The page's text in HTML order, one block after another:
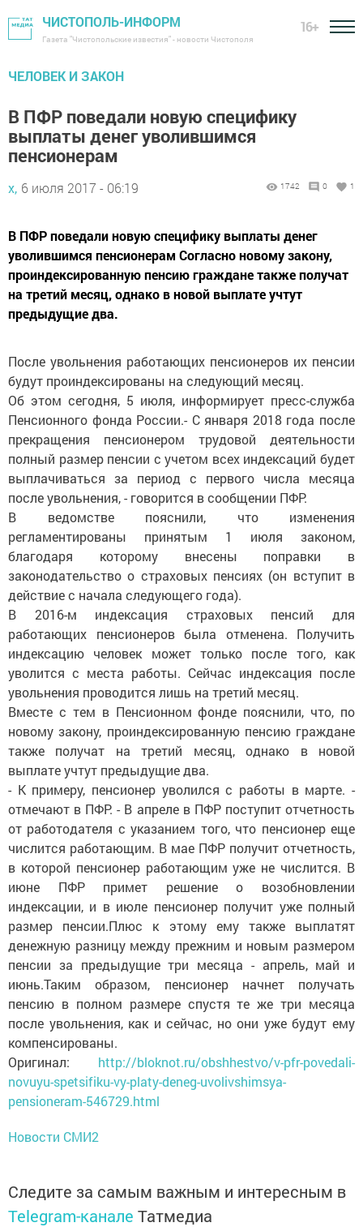
ЧИСТОПОЛЬ-ИНФОРМ
Газета "Чистопольские известия" - новости Чистополя
16+
ЧЕЛОВЕК И ЗАКОН
В ПФР поведали новую специфику
выплаты денег уволившимся
пенсионерам
х, 6 июля 2017 - 06:19 1742 0 1
В ПФР поведали новую специфику выплаты денег
уволившимся пенсионерам Согласно новому закону,
проиндексированную пенсию граждане также получат
на третий месяц, однако в новой выплате учтут
предыдущие два.
После увольнения работающих пенсионеров их пенсии
будут проиндексированы на следующий месяц.
Об этом сегодня, 5 июля, информирует пресс-служба
Пенсионного фонда России.- С января 2018 года после
прекращения пенсионером трудовой деятельности
полный размер пенсии с учетом всех индексаций будет
выплачиваться за период с первого числа месяца
после увольнения, - говорится в сообщении ПФР.
В ведомстве пояснили, что изменения
регламентированы принятым 1 июля законом,
благодаря которому внесены поправки в
законодательство о страховых пенсиях (он вступит в
действие с начала следующего года).
В 2016-м индексация страховых пенсий для
работающих пенсионеров была отменена. Получить
индексацию человек может только после того, как
уволится с места работы. Сейчас индексация после
увольнения проводится лишь на третий месяц.
Вместе с тем в Пенсионном фонде пояснили, что, по
новому закону, проиндексированную пенсию граждане
также получат на третий месяц, однако в новой
выплате учтут предыдущие два.
- К примеру, пенсионер уволился с работы в марте. -
отмечают в ПФР. - В апреле в ПФР поступит отчетность
от работодателя с указанием того, что пенсионер еще
числится работающим. В мае ПФР получит отчетность,
в которой пенсионер работающим уже не числится. В
июне ПФР примет решение о возобновлении
индексации, и в июле пенсионер получит уже полный
размер пенсии.Плюс к этому ему также выплатят
денежную разницу между прежним и новым размером
пенсии за предыдущие три месяца - апрель, май и
июнь.Таким образом, пенсионер начнет получать
пенсию в полном размере спустя те же три месяца
после увольнения, как и сейчас, но они уже будут ему
компенсированы.
Оригинал: http://bloknot.ru/obshhestvo/v-pfr-povedali-
novuyu-spetsifiku-vy-platy-deneg-uvolivshimsya-
pensioneram-546729.html
Новости СМИ2
Следите за самым важным и интересным в
Telegram-канале Татмедиа